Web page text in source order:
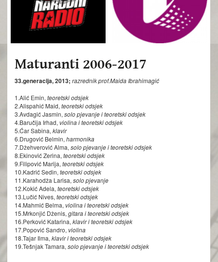
Maturanti 2006-2017
33.generacija, 2013; razrednik prof.Maida Ibrahimagić
1.Alić Emin, teoretski odsjek
2.Alispahić Maid, teoretski odsjek
3.Avdagić Jasmin, solo pjevanje i teoretski odsjek
4.Baručija Irhad, violina i teoretski odsjek
5.Ćar Sabina, klavir
6.Drugović Belmin, harmonika
7.Džehverović Alma, solo pjevanje i teoretski odsjek
8.Ekinović Zerina, teoretski odsjek
9.Filipović Marija, teoretski odsjek
10.Kadrić Sedin, teoretski odsjek
11.Karahodža Larisa, solo pjevanje
12.Kokić Adela, teoretski odsjek
13.Lučić Nives, teoretski odsjek
14.Mahmić Belma, violina i teoretski odsjek
15.Mrkonjić Dženis, gitara i teoretski odsjek
16.Perković Katarina, klavir i teoretski odsjek
17.Popović Sandro, violina
18.Tajar Ilma, klavir i teoretski odsjek
19.Tešnjak Tamara, solo pjevanje i teoretski odsjek